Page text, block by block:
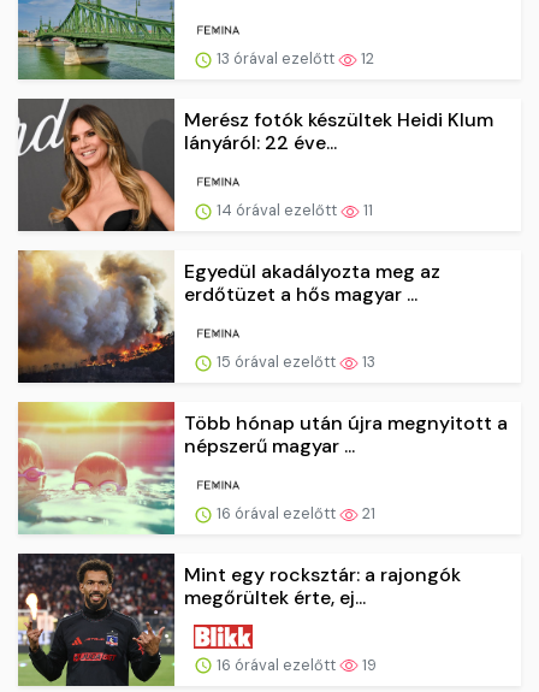
13 órával ezelőtt 12
Merész fotók készültek Heidi Klum
lányáról: 22 éve...
14 órával ezelőtt 11
Egyedül akadályozta meg az
erdőtüzet a hős magyar ...
15 órával ezelőtt 13
Több hónap után újra megnyitott a
népszerű magyar ...
16 órával ezelőtt 21
Mint egy rocksztár: a rajongók
megőrültek érte, ej...
16 órával ezelőtt 19